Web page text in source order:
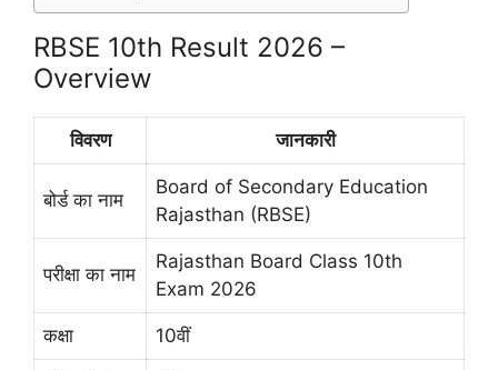
RBSE 10th Result 2026 –
Overview
विवरण जानकारी
बोर्ड का नाम
Board of Secondary Education
Rajasthan (RBSE)
परीक्षा का नाम
Rajasthan Board Class 10th
Exam 2026
कक्षा 10वीं